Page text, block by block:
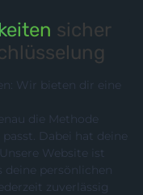
sicher
Wir bieten dir eine
Dabei hat deine
deine persönlichen